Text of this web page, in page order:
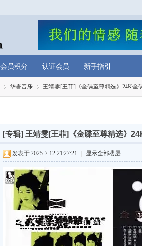
会员积分 认证会员 新手指引
华语音乐
›
王靖雯[王菲]《金碟至尊精选》24K金
[专辑] 王靖雯[王菲]《金碟至尊精选》
发表于 2025-7-12 21:27:21 显示全部楼层